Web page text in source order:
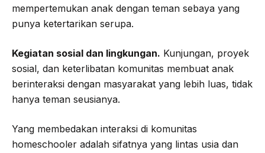
mempertemukan anak dengan teman sebaya yang
punya ketertarikan serupa.
Kegiatan sosial dan lingkungan. Kunjungan, proyek
sosial, dan keterlibatan komunitas membuat anak
berinteraksi dengan masyarakat yang lebih luas, tidak
hanya teman seusianya.
Yang membedakan interaksi di komunitas
homeschooler adalah sifatnya yang lintas usia dan